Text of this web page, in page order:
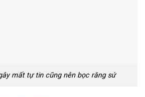
mất tự tin cũng nên bọc răng sứ